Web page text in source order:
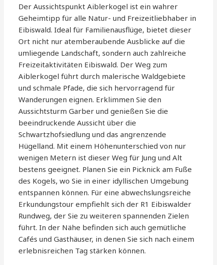
Der Aussichtspunkt Aiblerkogel ist ein wahrer
Geheimtipp für alle Natur- und Freizeitliebhaber in
Eibiswald. Ideal für Familienausflüge, bietet dieser
Ort nicht nur atemberaubende Ausblicke auf die
umliegende Landschaft, sondern auch zahlreiche
Freizeitaktivitäten Eibiswald. Der Weg zum
Aiblerkogel führt durch malerische Waldgebiete
und schmale Pfade, die sich hervorragend für
Wanderungen eignen. Erklimmen Sie den
Aussichtsturm Garber und genießen Sie die
beeindruckende Aussicht über die
Schwartzhofsiedlung und das angrenzende
Hügelland. Mit einem Höhenunterschied von nur
wenigen Metern ist dieser Weg für Jung und Alt
bestens geeignet. Planen Sie ein Picknick am Fuße
des Kogels, wo Sie in einer idyllischen Umgebung
entspannen können. Für eine abwechslungsreiche
Erkundungstour empfiehlt sich der R1 Eibiswalder
Rundweg, der Sie zu weiteren spannenden Zielen
führt. In der Nähe befinden sich auch gemütliche
Cafés und Gasthäuser, in denen Sie sich nach einem
erlebnisreichen Tag stärken können.